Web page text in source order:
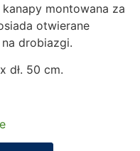
montowana za
otwierane
drobiazgi.
dł. 50 cm.